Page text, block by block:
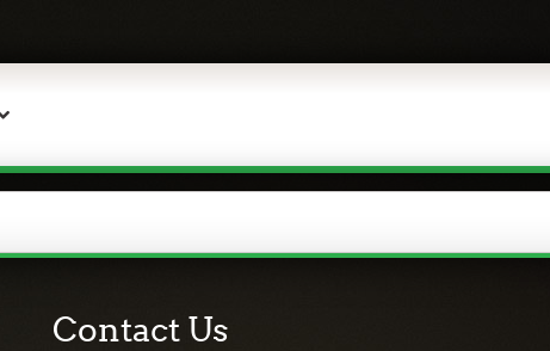
Contact Us